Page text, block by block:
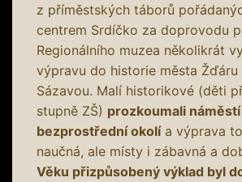
z příměstských táborů
centrem Srdíčko za doprovodu
Regionálního muzea několikrát
výpravu do historie města Žďáru
Sázavou. Malí historikové (děti
stupně ZŠ) prozkoumali
bezprostřední okolía výprava
naučná, ale místy i zábavná a
Věku přizpůsobený výklad byl